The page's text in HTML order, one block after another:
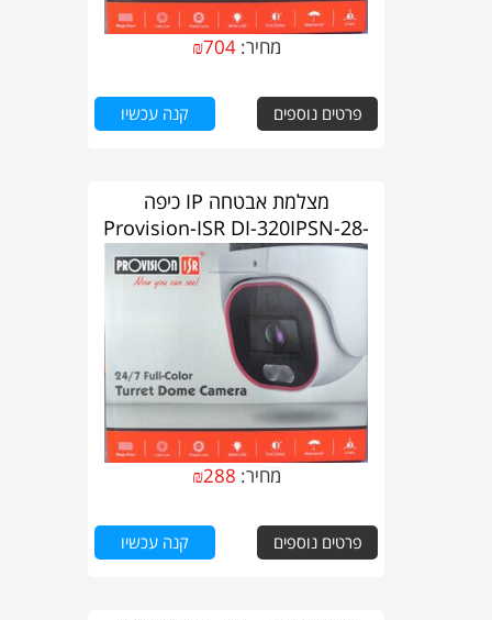
מחיר: ₪704
פרטים נוספים קנה עכשיו
מצלמת אבטחה IP כיפה
Provision-ISR DI-320IPSN-28-
V4 | 2MP
מחיר: ₪288
פרטים נוספים קנה עכשיו